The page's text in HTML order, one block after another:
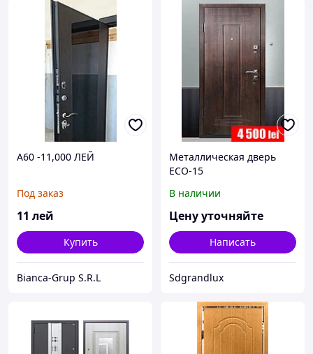
A60 -11,000 ЛЕЙ
Под заказ
11 лей
Купить
Bianca-Grup S.R.L
Металлическая дверь
ECO-15
В наличии
Цену уточняйте
Написать
Sdgrandlux